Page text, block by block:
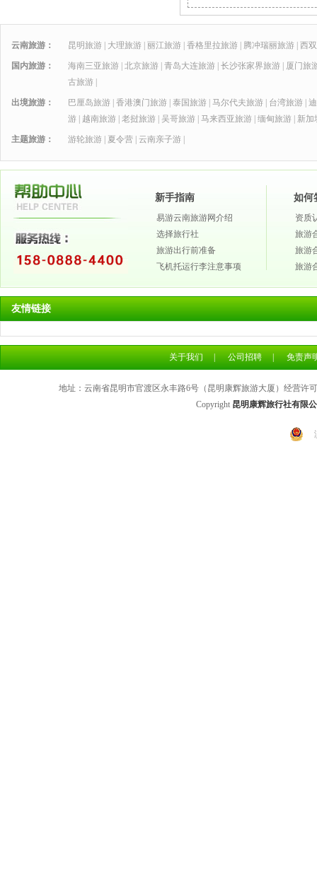
云南旅游： 昆明旅游 大理旅游 丽江旅游 香格里拉旅游 腾冲瑞丽旅游 西
国内旅游： 海南三亚旅游 北京旅游 青岛大连旅游 长沙张家界旅游
厦门旅
古旅游
出境旅游： 巴厘岛旅游 香港澳门旅游 泰国旅游 马尔代夫旅游 台湾旅游
游
越南旅游 老挝旅游 吴哥旅游 马来西亚旅游 缅甸旅游 新加
主题旅游： 游轮旅游 夏令营 云南亲子游
新手指南
易游云南旅游网介绍
选择旅行社
旅游出行前准备
飞机托运行李注意事项
如何
资质
旅游
旅游
旅游
友情链接
关于我们 公司招聘 免责声
地址：云南省昆明市官渡区永丰路6号（昆明康辉旅游大厦）经营许
Copyright 昆明康辉旅行社有限